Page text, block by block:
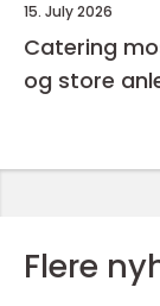
15. July 2026
Catering moss gode
og store
Flere